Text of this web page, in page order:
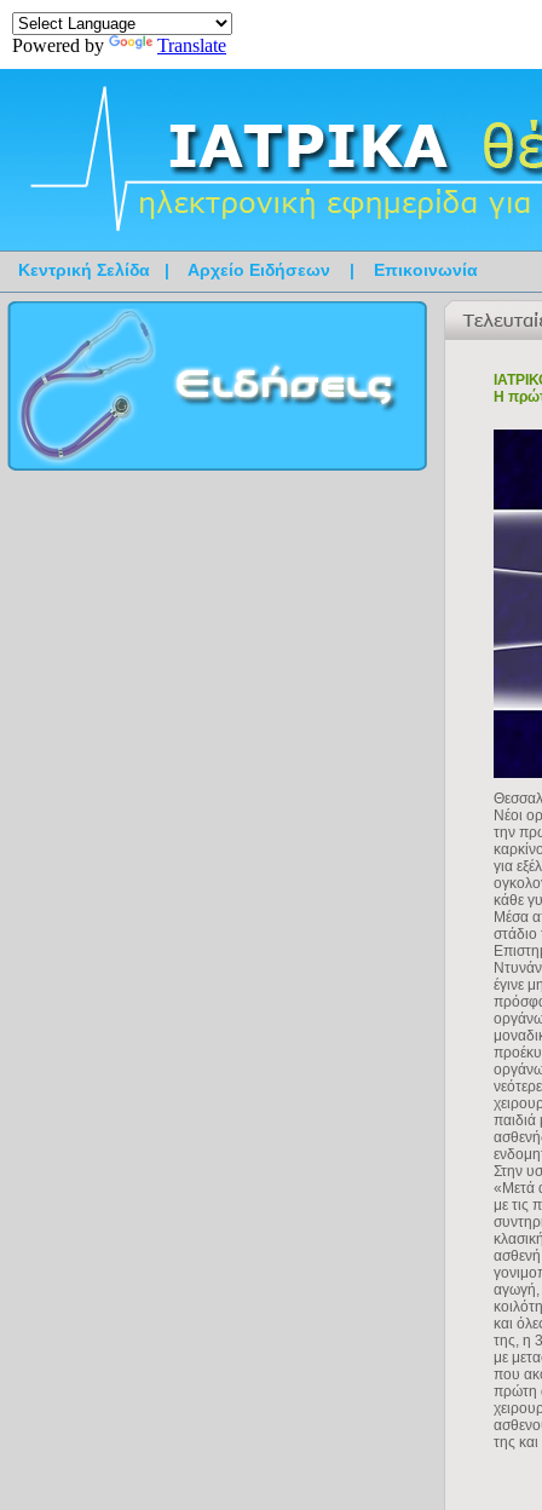
Powered by Translate
Κεντρική Σελίδα | Αρχείο Ειδήσεων | Επικοινωνία
Η
Νέοι
την
για
κάθε
Μέσα
έγινε
Στην
«Μετά
με τις
αγωγή,
και
της, η
με
που
πρώτη
της